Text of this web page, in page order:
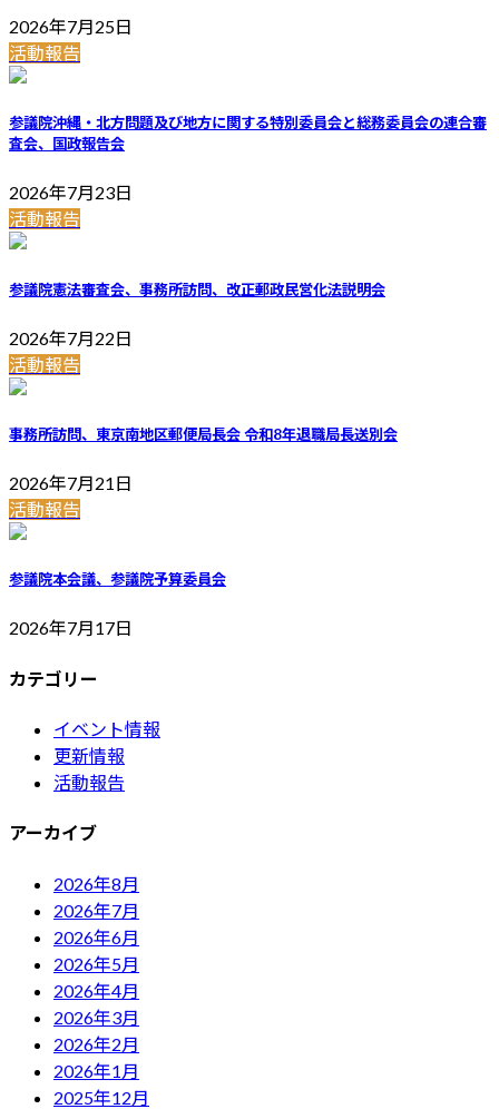
2026年7月25日
活動報告
参議院沖縄・北方問題及び地方に関する特別委員会と総務委員会の連合審
査会、国政報告会
2026年7月23日
活動報告
参議院憲法審査会、事務所訪問、改正郵政民営化法説明会
2026年7月22日
活動報告
事務所訪問、東京南地区郵便局長会 令和8年退職局長送別会
2026年7月21日
活動報告
参議院本会議、参議院予算委員会
2026年7月17日
カテゴリー
イベント情報
更新情報
活動報告
アーカイブ
2026年8月
2026年7月
2026年6月
2026年5月
2026年4月
2026年3月
2026年2月
2026年1月
2025年12月